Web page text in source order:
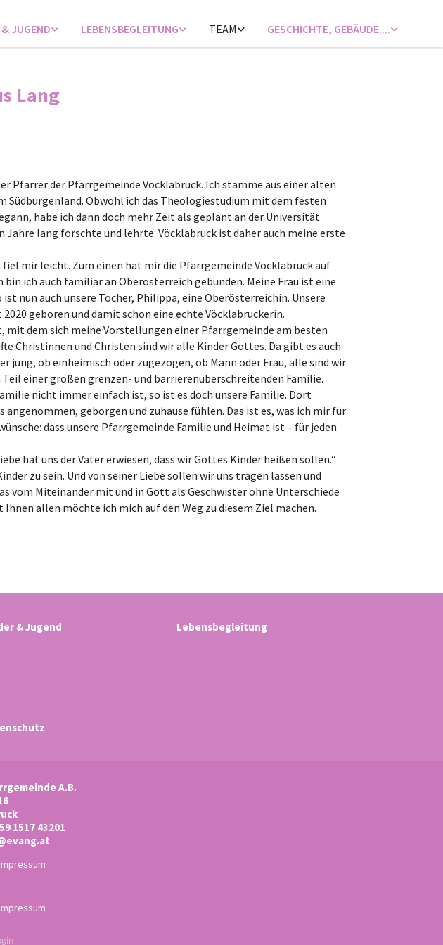
JUGEND LEBENSBEGLEITUNG TEAM GESCHICHTE, GEBÄUDE....
Lang
Pfarrer der Pfarrgemeinde Vöcklabruck. Ich stamme aus einer alten
Südburgenland. Obwohl ich das Theologiestudium mit dem festen
habe ich dann doch mehr Zeit als geplant an der Universität
Jahre lang forschte und lehrte. Vöcklabruck ist daher auch meine erste
fiel mir leicht. Zum einen hat mir die Pfarrgemeinde Vöcklabruck auf
ich auch familiär an Oberösterreich gebunden. Meine Frau ist eine
nun auch unsere Tocher, Philippa, eine Oberösterreichin. Unsere
geboren und damit schon eine echte Vöcklabruckerin.
mit dem sich meine Vorstellungen einer Pfarrgemeinde am besten
Christinnen und Christen sind wir alle Kinder Gottes. Da gibt es auch
jung, ob einheimisch oder zugezogen, ob Mann oder Frau, alle sind wir
Teil einer großen grenzen- und barrierenüberschreitenden Familie.
nicht immer einfach ist, so ist es doch unsere Familie. Dort
angenommen, geborgen und zuhause fühlen. Das ist es, was ich mir für
dass unsere Pfarrgemeinde Familie und Heimat ist – für jeden
hat uns der Vater erwiesen, dass wir Gottes Kinder heißen sollen.“
zu sein. Und von seiner Liebe sollen wir uns tragen lassen und
vom Miteinander mit und in Gott als Geschwister ohne Unterschiede
allen möchte ich mich auf den Weg zu diesem Ziel machen.
& Jugend Lebensbegleitung
A.B.
1517 43201